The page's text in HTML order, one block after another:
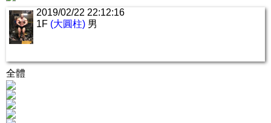
2019/02/22 22:12:16
1F (大圓柱) 男
全體